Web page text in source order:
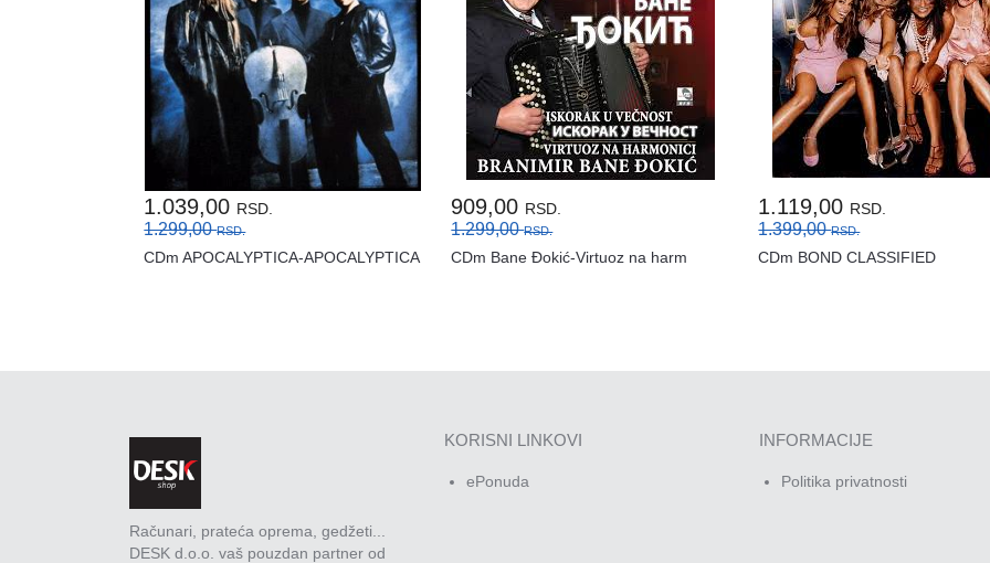
1.039,00 RSD.
1.299,00RSD.
CDm APOCALYPTICA-APOCALYPTICA
909,00 RSD.
1.299,00RSD.
CDm Bane Đokić-Virtuoz na harm
1.119,00 RSD.
1.399,00RSD.
CDm BOND CLASSIFIED
Računari, prateća oprema, gedžeti...
DESK d.o.o. vaš pouzdan partner od
KORISNI LINKOVI
ePonuda
INFORMACIJE
Politika privatnosti